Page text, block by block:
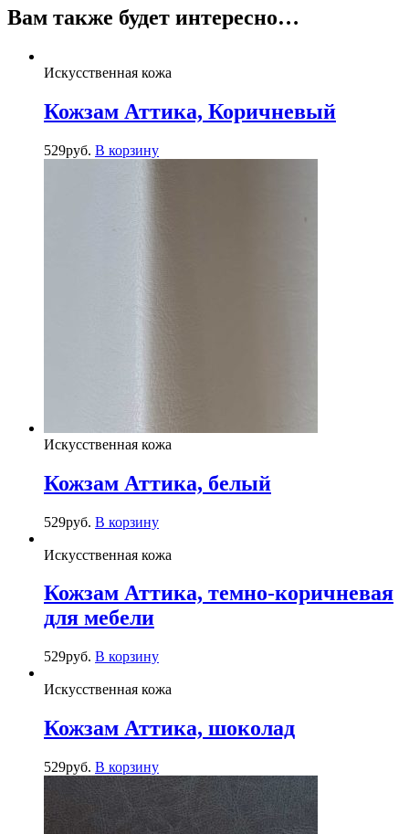
Вам также будет интересно…
Искусственная кожа
Кожзам Аттика, Коричневый
529руб. В корзину
Искусственная кожа
Кожзам Аттика, белый
529руб. В корзину
Искусственная кожа
Кожзам Аттика, темно-коричневая
для мебели
529руб. В корзину
Искусственная кожа
Кожзам Аттика, шоколад
529руб. В корзину